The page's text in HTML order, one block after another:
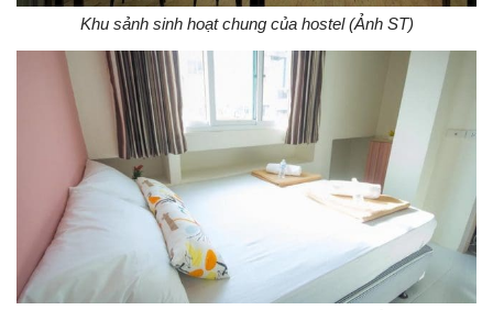
Khu sảnh sinh hoạt chung của hostel (Ảnh ST)